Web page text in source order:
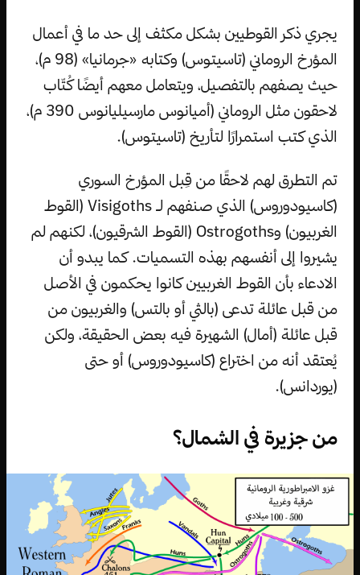
يجري ذكر القوطيين بشكل مكثف إلى حد ما في أعمال
المؤرخ الروماني (تاسيتوس) وكتابه «جرمانيا» (98 م)،
حيث يصفهم بالتفصيل، ويتعامل معهم أيضًا كُتّاب
لاحقون مثل الروماني (أميانوس مارسيليانوس 390 م)،
الذي كتب استمرارًا لتأريخ (تاسيتوس).
تم التطرق لهم لاحقًا من قِبل المؤرخ السوري
(كاسيودوروس) الذي صنفهم لـ Visigoths (القوط
الغربيون) وOstrogoths (القوط الشرقيون)، لكنهم لم
يشيروا إلى أنفسهم بهذه التسميات. كما يبدو أن
الادعاء بأن القوط الغربيين كانوا يحكمون في الأصل
من قبل عائلة تدعى (بالثي أو بالتس) والغربيون من
قبل عائلة (أمال) الشهيرة فيه بعض الحقيقة، ولكن
يُعتقد أنه من اختراع (كاسيودوروس) أو حتى
(يوردانس).
من جزيرة في الشمال؟